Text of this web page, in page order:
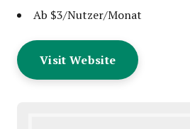
Ab $3/Nutzer/Monat
Visit Website